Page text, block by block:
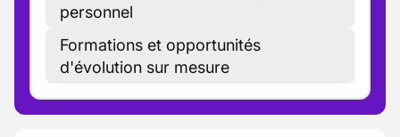
personnel
Formations et opportunités
d'évolution sur mesure